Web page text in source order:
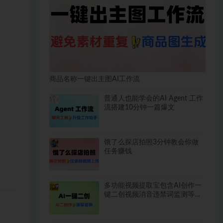
商品名称一键出主图AI工作流
普通人也能学会的AI Agent 工作
流搭建10分钟一篇爆文
饿了么探店拍照3分钟教会你做
任务赚钱
多功能视频提取宝包含AI创作一
键二创视频消音违禁词监测等永